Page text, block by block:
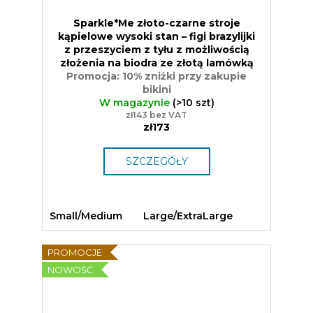
Sparkle*Me złoto-czarne stroje
kąpielowe wysoki stan – figi brazylijki
z przeszyciem z tyłu z możliwością
złożenia na biodra ze złotą lamówką
Promocja: 10% zniżki przy zakupie
bikini
W magazynie (>10 szt)
zł143 bez VAT
zł173
SZCZEGÓŁY
Small/Medium Large/ExtraLarge
PROMOCJE
NOWOŚĆ